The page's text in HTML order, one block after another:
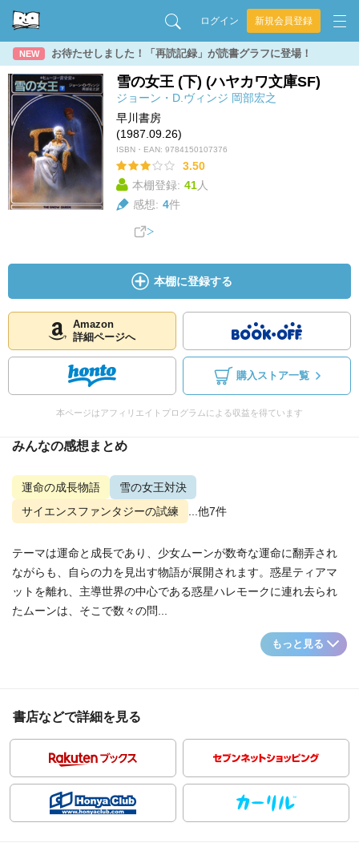
ログイン 新規会員登録
NEW お待たせしました！「再読記録」が読書グラフに登場！
雪の女王 (下) (ハヤカワ文庫SF)
ジョーン・D.ヴィンジ 岡部宏之
早川書房
(1987.09.26)
ISBN・EAN: 9784150107376
3.50
本棚登録: 41人
感想: 4件
本棚に登録する
Amazon
詳細ページへ
購入ストア一覧
本ページはアフィリエイトプログラムによる収益を得ています
みんなの感想まとめ
運命の成長物語
雪の女王対決
サイエンスファンタジーの試練
...他7件
テーマは運命と成長であり、少女ムーンが数奇な運命に翻弄され
ながらも、自らの力を見出す物語が展開されます。惑星ティアマ
ットを離れ、主導世界の中心である惑星ハレモークに連れ去られ
たムーンは、そこで数々の問...
もっと見る
書店などで詳細を見る